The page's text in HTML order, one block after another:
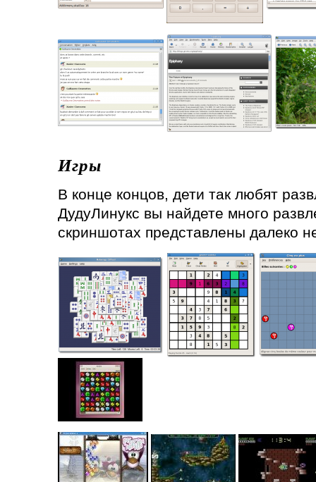
Игры
В конце концов, дети так любят
ДудуЛинукс вы найдете много
скриншотах представлены далеко